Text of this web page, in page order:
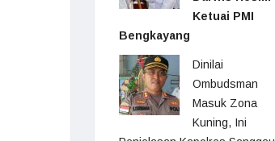
Ketuai PMI
Bengkayang
Dinilai
Ombudsman
Masuk Zona
Kuning, Ini